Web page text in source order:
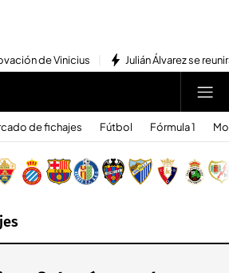
de Vinicius Julián Álvarez se
de fichajes Fútbol Fórmula 1